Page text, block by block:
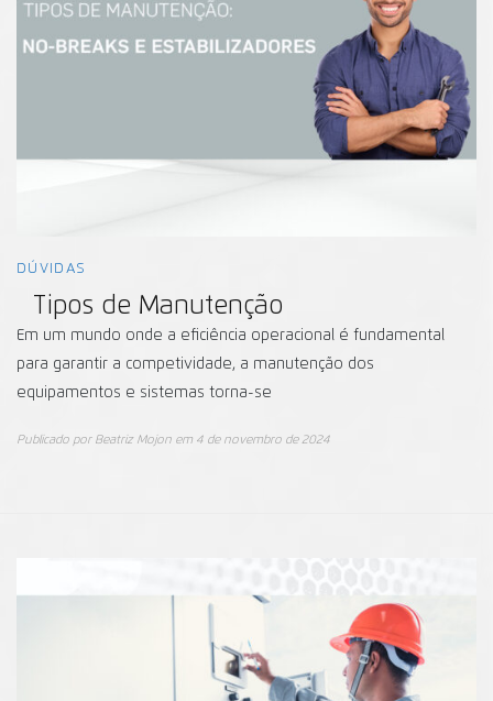
DÚVIDAS
Tipos de Manutenção
Em um mundo onde a eficiência operacional é fundamental
para garantir a competividade, a manutenção dos
equipamentos e sistemas torna-se
Publicado por Beatriz Mojon em 4 de novembro de 2024